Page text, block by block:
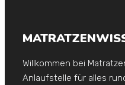
Willkommen bei
Anlaufstelle für alles